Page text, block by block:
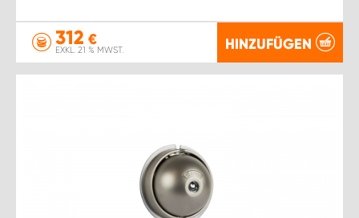
312 €
EXKL. 21 % MWST. HINZUFÜGEN